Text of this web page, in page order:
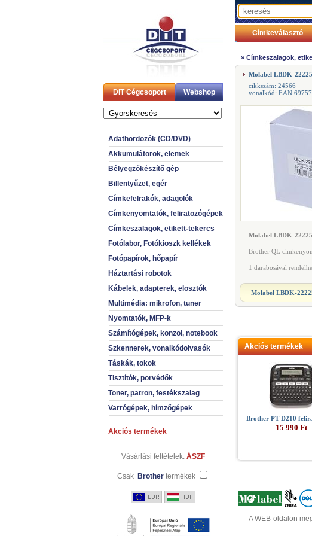
DIT Cégcsoport Webshop
Adathordozók (CD/DVD)
Akkumulátorok, elemek
Bélyegzőkészítő gép
Billentyűzet, egér
Címkefelrakók, adagolók
Címkenyomtatók, feliratozógépek
Címkeszalagok, etikett-tekercs
Fotólabor, Fotókioszk kellékek
Fotópapírok, hőpapír
Háztartási robotok
Kábelek, adapterek, elosztók
Multimédia: mikrofon, tuner
Nyomtatók, MFP-k
Számítógépek, konzol, notebook
Szkennerek, vonalkódolvasók
Táskák, tokok
Tisztítók, porvédők
Toner, patron, festékszalag
Varrógépek, hímzőgépek
Akciós termékek
Vásárlási feltételek: ÁSZF
Csak Brother termékek
Címkeválasztó
» Címkeszalagok,
Molabel LBDK-
cikkszám: 24566
vonalkód: EAN
Molabel LBDK-
Brother QL
1 darabosával
Molabel LBDK-
Akciós termékek
Brother PT-D210
15 990 Ft
A WEB-oldalon